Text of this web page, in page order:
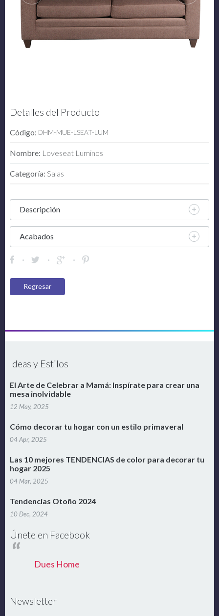
Detalles del Producto
Código: DHM-MUE-LSEAT-LUM
Nombre: Loveseat Luminos
Categoría: Salas
Descripción
Acabados
Regresar
Ideas y Estilos
El Arte de Celebrar a Mamá: Inspírate para crear una
mesa inolvidable
12 May, 2025
Cómo decorar tu hogar con un estilo primaveral
04 Apr, 2025
Las 10 mejores TENDENCIAS de color para decorar tu
hogar 2025
04 Mar, 2025
Tendencias Otoño 2024
10 Dec, 2024
Únete en Facebook
Dues Home
Newsletter